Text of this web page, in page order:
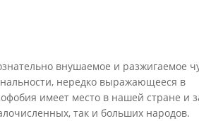
внушаемое и разжигаемое
нередко выражающееся в
имеет место в нашей стране и
так и больших народов.